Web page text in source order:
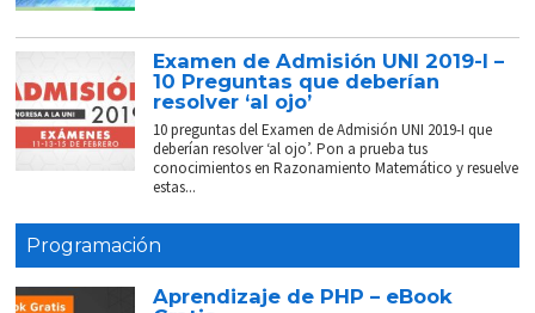
Examen de Admisión UNI 2019-I –
10 Preguntas que deberían
resolver ‘al ojo’
10 preguntas del Examen de Admisión UNI 2019-I que
deberían resolver ‘al ojo’. Pon a prueba tus
conocimientos en Razonamiento Matemático y resuelve
estas...
Programación
Aprendizaje de PHP – eBook